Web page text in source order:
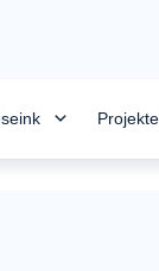
Projektek